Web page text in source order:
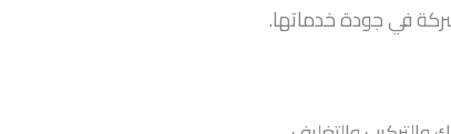
في جودة خدماتها.